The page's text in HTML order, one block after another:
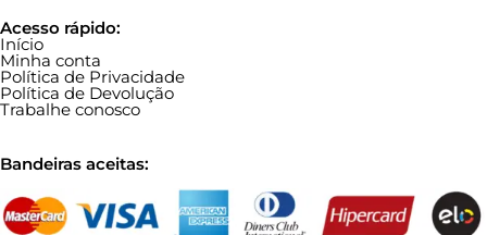
Acesso rápido:
Início
Minha conta
Política de Privacidade
Política de Devolução
Trabalhe conosco
Bandeiras aceitas: